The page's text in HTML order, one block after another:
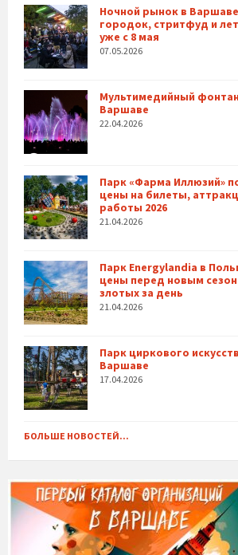
Ночной рынок в
городок, стритфуд и
уже с 8 мая
07.05.2026
Мультимедийный
Варшаве
22.04.2026
Парк «Фарма Иллюзий»
цены на билеты,
работы 2026
21.04.2026
Парк Energylandia в
цены перед новым
злотых за день
21.04.2026
Парк циркового
Варшаве
17.04.2026
БОЛЬШЕ НОВОСТЕЙ...